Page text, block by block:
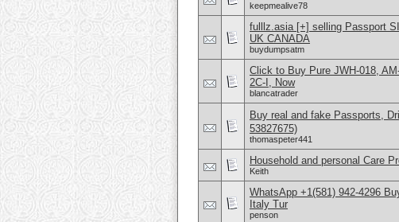
keepmealive78
fulllz.asia [+] selling Passport
UK CANADA
buydumpsatm
Click to Buy Pure JWH-018,
2C-I, Now
blancatrader
Buy real and fake Passports,
53827675)
thomaspeter441
Household and personal Care
Keith
WhatsApp +1(581) 942-4296
Italy Tur
penson